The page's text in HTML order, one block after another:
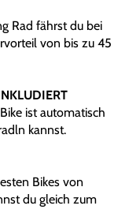
Rad fährst du bei
von bis zu 45
ist automatisch
kannst.
Bikes von
du gleich zum